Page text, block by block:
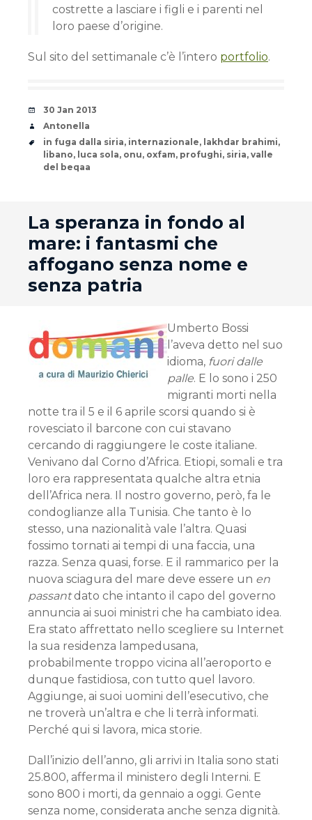
costrette a lasciare i figli e i parenti nel
loro paese d’origine.
Sul sito del settimanale c’è l’intero portfolio.
Date
30 Jan 2013
Author
Antonella
Tags
in fuga dalla siria, internazionale, lakhdar brahimi,
libano, luca sola, onu, oxfam, profughi, siria, valle
del beqaa
La speranza in fondo al
mare: i fantasmi che
affogano senza nome e
senza patria
Umberto Bossi
l’aveva detto nel suo
idioma, fuori dalle
palle. E lo sono i 250
migranti morti nella
notte tra il 5 e il 6 aprile scorsi quando si è
rovesciato il barcone con cui stavano
cercando di raggiungere le coste italiane.
Venivano dal Corno d’Africa. Etiopi, somali e tra
loro era rappresentata qualche altra etnia
dell’Africa nera. Il nostro governo, però, fa le
condoglianze alla Tunisia. Che tanto è lo
stesso, una nazionalità vale l’altra. Quasi
fossimo tornati ai tempi di una faccia, una
razza. Senza quasi, forse. E il rammarico per la
nuova sciagura del mare deve essere un en
passantdato che intanto il capo del governo
annuncia ai suoi ministri che ha cambiato idea.
Era stato affrettato nello scegliere su Internet
la sua residenza lampedusana,
probabilmente troppo vicina all’aeroporto e
dunque fastidiosa, con tutto quel lavoro.
Aggiunge, ai suoi uomini dell’esecutivo, che
ne troverà un’altra e che li terrà informati.
Perché qui si lavora, mica storie.
Dall’inizio dell’anno, gli arrivi in Italia sono stati
25.800, afferma il ministero degli Interni. E
sono 800 i morti, da gennaio a oggi. Gente
senza nome, considerata anche senza dignità.